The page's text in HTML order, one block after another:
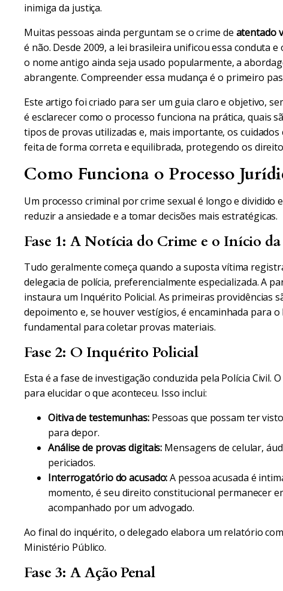
inimiga da justiça.
Muitas pessoas ainda perguntam se o crime de atentado
é não. Desde 2009, a lei brasileira unificou essa conduta
o nome antigo ainda seja usado popularmente, a
abrangente. Compreender essa mudança é o primeiro
Este artigo foi criado para ser um guia claro e objetivo,
é esclarecer como o processo funciona na prática, quais
tipos de provas utilizadas e, mais importante, os
feita de forma correta e equilibrada, protegendo os
Como Funciona o Processo
Um processo criminal por crime sexual é longo e dividido
reduzir a ansiedade e a tomar decisões mais estratégicas.
Fase 1: A Notícia do Crime e o Início
Tudo geralmente começa quando a suposta vítima
delegacia de polícia, preferencialmente especializada. A
instaura um Inquérito Policial. As primeiras providências
depoimento e, se houver vestígios, é encaminhada para
fundamental para coletar provas materiais.
Fase 2: O Inquérito Policial
Esta é a fase de investigação conduzida pela Polícia Civil.
para elucidar o que aconteceu. Isso inclui:
Oitiva de testemunhas:Pessoas que possam ter
para depor.
Análise de provas digitais: Mensagens de celular,
periciados.
Interrogatório do acusado:A pessoa acusada é
momento, é seu direito constitucional permanecer
acompanhado por um advogado.
Ao final do inquérito, o delegado elabora um relatório
Ministério Público.
Fase 3: A Ação Penal